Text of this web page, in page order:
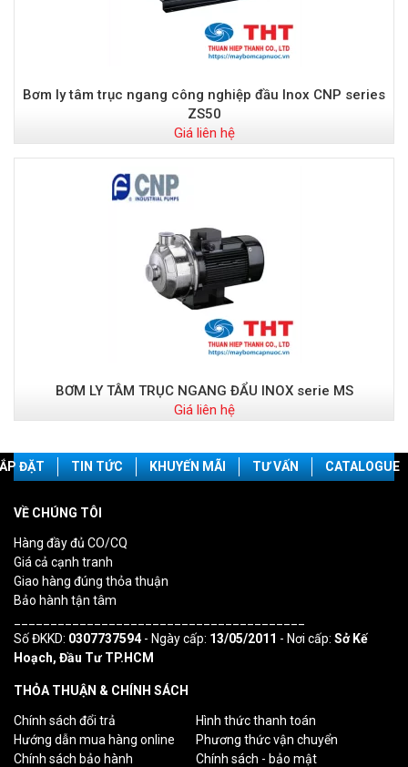
Bơm ly tâm trục ngang công nghiệp đầu Inox CNP series
ZS50
Giá liên hệ
BƠM LY TÂM TRỤC NGANG ĐẨU INOX serie MS
Giá liên hệ
ĐẶT TIN TỨC KHUYẾN MÃI TƯ VẤN CATALOGUE
VỀ CHÚNG TÔI
Hàng đầy đủ CO/CQ
Giá cả cạnh tranh
Giao hàng đúng thỏa thuận
Bảo hành tận tâm
Số ĐKKD: 0307737594- Ngày cấp: 13/05/2011 - Nơi cấp: Sở Kế
Hoạch, Đầu Tư TP.HCM
THỎA THUẬN & CHÍNH SÁCH
Chính sách đổi trả
Hình thức thanh toán
Hướng dẫn mua hàng online
Phương thức vận chuyển
Chính sách bảo hành
Chính sách - bảo mật